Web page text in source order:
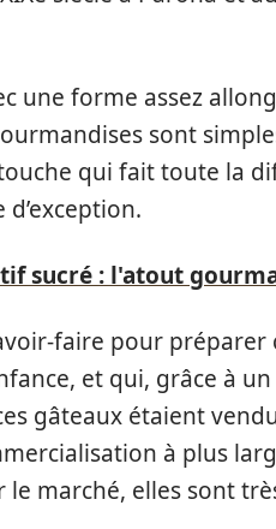
une forme assez
sont
qui fait toute la
d’exception.
sucré : l'atout
faire pour préparer
et qui, grâce à
gâteaux étaient
à plus
marché, elles sont